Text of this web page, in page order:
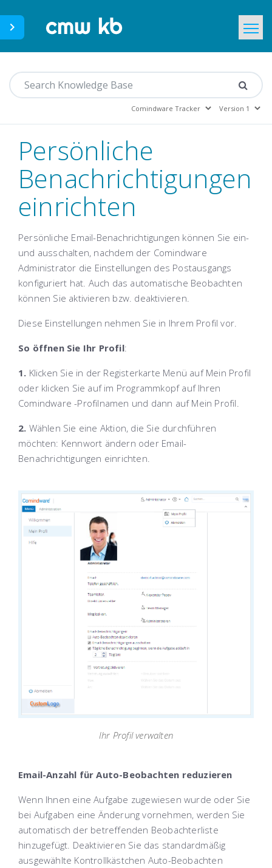
Persönliche
Benachrichtigungen
einrichten
Persönliche Email-Benachrichtigungen können Sie ein-
und ausschalten, nachdem der Comindware
Administrator die Einstellungen des Postausgangs
konfiguriert hat. Auch das automatische Beobachten
können Sie aktivieren bzw. deaktivieren.
Diese Einstellungen nehmen Sie in Ihrem Profil vor.
So öffnen Sie Ihr Profil:
1. Klicken Sie in der Registerkarte Menü auf Mein Profil
oder klicken Sie auf im Programmkopf auf Ihren
Comindware-Profilnamen und dann auf Mein Profil.
2. Wählen Sie eine Aktion, die Sie durchführen
möchten: Kennwort ändern oder Email-
Benachrichtigungen einrichten.
Ihr Profil verwalten
Email-Anzahl für Auto-Beobachten reduzieren
Wenn Ihnen eine Aufgabe zugewiesen wurde oder Sie
bei Aufgaben eine Änderung vornehmen, werden Sie
automatisch der betreffenden Beobachterliste
hinzugefügt. Deaktivieren Sie das standardmäßig
ausgewählte Kontrollkästchen Auto-Beobachten